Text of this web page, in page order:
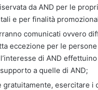
da AND per le
e per finalità
comunicati ovvero
eccezione per le
di AND
a quelle di AND;
esercitare i